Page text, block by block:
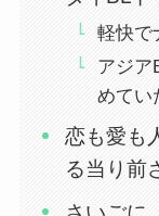
軽快で
アジア
めてい
恋も愛も
る当り前